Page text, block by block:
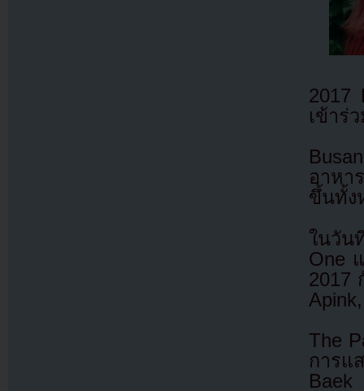
2017
เข้าร่
อาหา
ขึ้นทั้ง
ในวัน
One
2017
The
การแ
Baek